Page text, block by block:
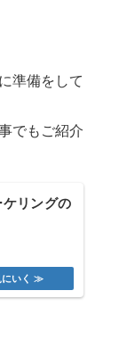
準備をして
でもご紹介
リングの